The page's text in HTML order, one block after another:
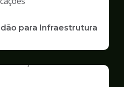
para Infraestrutura